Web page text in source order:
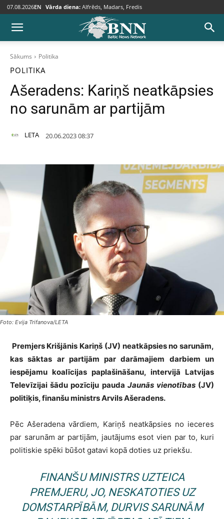
07.08.2026EN Vārda diena: Alfrēds, Madars, Fredis
Sākums Politika
POLITIKA
Ašeradens: Kariņš neatkāpsies
no sarunām ar partijām
LETA 20.06.2023 08:37
Foto: Evija Trifanova/LETA
Premjers Krišjānis Kariņš (JV) neatkāpsies no sarunām,
kas sāktas ar partijām par darāmajiem darbiem un
iespējamu koalīcijas paplašināšanu, intervijā Latvijas
Televīzijai šādu pozīciju pauda Jaunās vienotības(JV)
politiķis, finanšu ministrs Arvils Ašeradens.
Pēc Ašeradena vārdiem, Kariņš neatkāpsies no ieceres
par sarunām ar partijām, jautājums esot vien par to, kuri
politiskie spēki būšot gatavi kopā doties uz priekšu.
FINANŠU MINISTRS UZTEICA
PREMJERU, JO, NESKATOTIES UZ
DOMSTARPĪBĀM, DURVIS SARUNĀM